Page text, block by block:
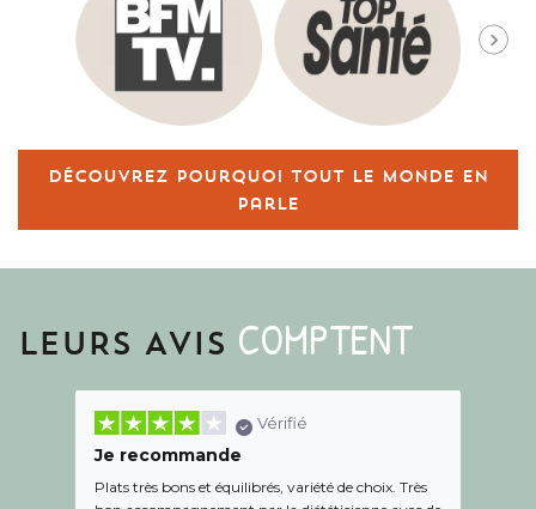
Découvrez pourquoi tout le monde en
parle
LEURS AVIS COMPTENT
Vérifié
Je recommande
Plats très bons et équilibrés, variété de choix. Très